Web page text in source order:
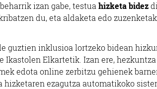
izan gabe, testua hizketa bidez
du, eta aldaketa edo
guztien inklusioa lortzeko bidean
Ikastolen Elkartetik. Izan ere,
edota online zerbitzu gehienek
ezagutza automatikoko